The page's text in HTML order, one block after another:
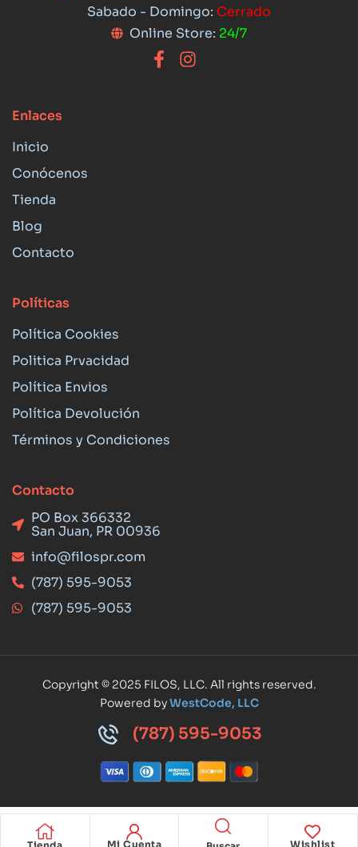
Mi Cuenta Wishlist
Sabado - Domingo: Cerrado
Online Store: 24/7
Enlaces
Inicio
Conócenos
Tienda
Blog
Contacto
Políticas
Política Cookies
Politica Prvacidad
Política Envios
Política Devolución
Términos y Condiciones
Contacto
PO Box 366332
San Juan, PR 00936
info@filospr.com
(787) 595-9053
(787) 595-9053
Copyright © 2025 FILOS, LLC. All rights reserved.
Powered byWestCode, LLC
(787) 595-9053